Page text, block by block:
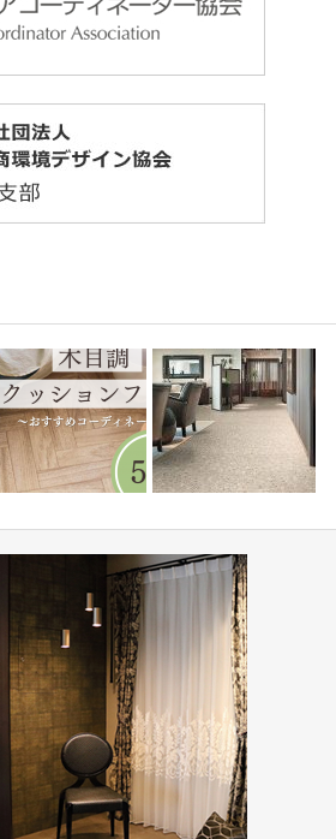
水まわりで人気！木目調クッシ
ョンフロア5…
病院・医療施設(コーディ